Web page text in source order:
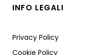
INFO LEGALI
Privacy Policy
Cookie Policy